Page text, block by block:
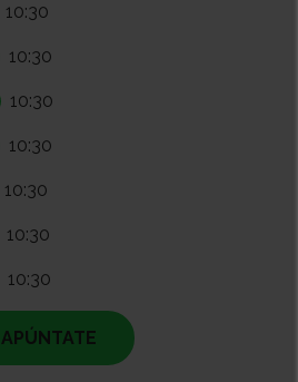
10:30
10:30
10:30
10:30
10:30
10:30
10:30
APÚNTATE